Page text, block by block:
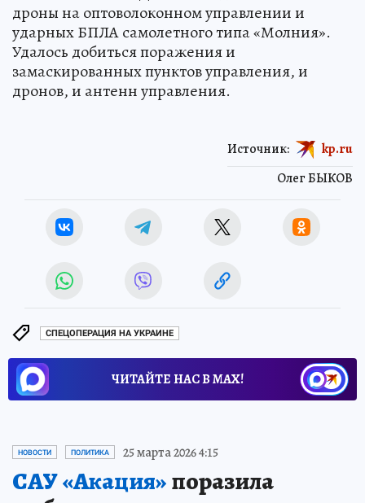
дроны на оптоволоконном управлении и
ударных БПЛА самолетного типа «Молния».
Удалось добиться поражения и
замаскированных пунктов управления, и
дронов, и антенн управления.
Олег БЫКОВ
Источник: kp.ru
СПЕЦОПЕРАЦИЯ НА УКРАИНЕ
ЧИТАЙТЕ НАС В МАХ!
НОВОСТИ ПОЛИТИКА 25 марта 2026 4:15
САУ «Акация»поразила